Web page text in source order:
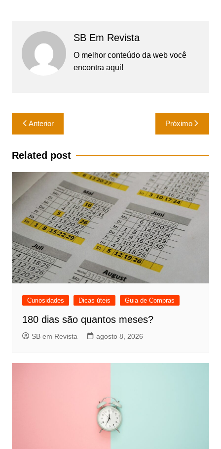
SB Em Revista
O melhor conteúdo da web você
encontra aqui!
Navegação
de
Post
Anterior Próximo
Related post
Curiosidades Dicas úteis Guia de Compras
180 dias são quantos meses?
SB em Revista agosto 8, 2026